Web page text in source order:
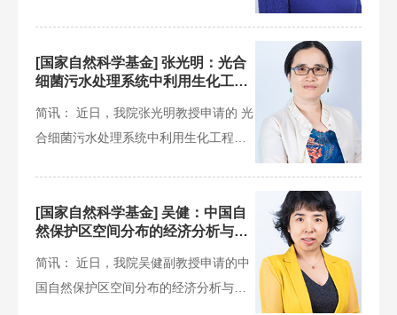
[国家自然科学基金] 张光明：光合
细菌污水处理系统中利用生化工程
菌体产量的研究
简讯： 近日，我院张光明教授申请的 光
合细菌污水处理系统中利用生化工程方
[国家自然科学基金] 吴健：中国自
然保护区空间分布的经济分析与驱
简讯： 近日，我院吴健副教授申请的中
国自然保护区空间分布的经济分析与驱